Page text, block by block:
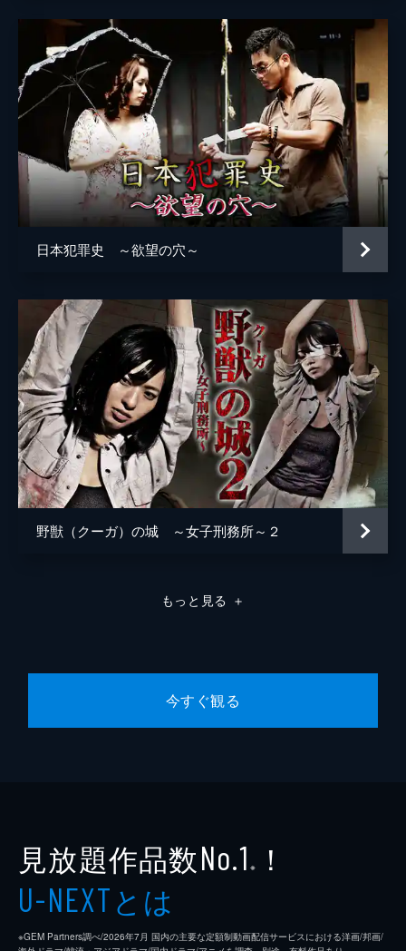
日本犯罪史 ～欲望の穴～
野獣（クーガ）の城 ～女子刑務所～２
もっと見る ＋
今すぐ観る
見放題作品数No.1 ※ ！
U-NEXTとは
※GEM Partners調べ/2026年7⽉ 国内の主要な定額制動画配信サービスにおける洋画/邦画/